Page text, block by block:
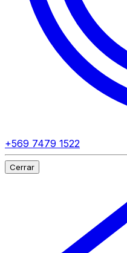
+569 7479 1522
Cerrar